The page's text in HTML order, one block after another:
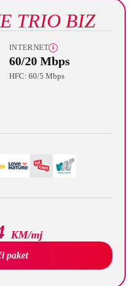
TRIO BIZ
INTERNET i
60/20 Mbps
HFC: 60/5 Mbps
KM/mj
paket